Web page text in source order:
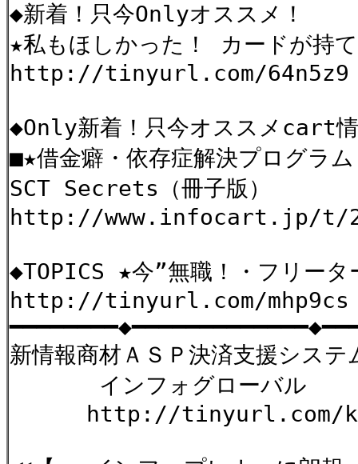
◆新着！只今Onlyオススメ！
★私もほしかった！ カードが
http://tinyurl.com/64n5z9
◆Only新着！只今オススメcart
■★借金癖・依存症解決プログラ
SCT Secrets（冊子版）
http://www.infocart.jp/t/
◆TOPICS ★今”無職！・フリータ
http://tinyurl.com/
新情報商材ＡＳＰ決済支援システ
インフォグローバル
http://tinyurl.com/